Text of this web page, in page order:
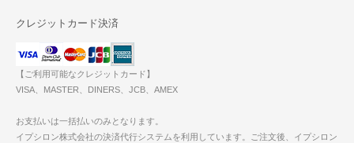
クレジットカード決済
【ご利用可能なクレジットカード】
VISA、MASTER、DINERS、JCB、AMEX
お支払いは一括払いのみとなります。
イプシロン株式会社の決済代行システムを利用しています。ご注文後、イプシロン